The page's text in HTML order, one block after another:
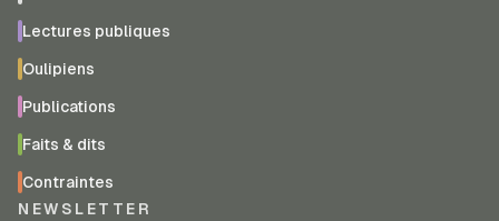
Lectures publiques
Oulipiens
Publications
Faits & dits
Contraintes
NEWSLETTER